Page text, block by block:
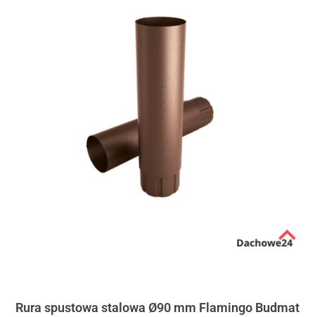
Rura spustowa stalowa Ø90 mm Flamingo Budmat